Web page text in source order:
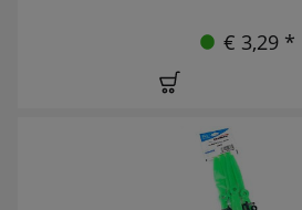
€ 3,29 *